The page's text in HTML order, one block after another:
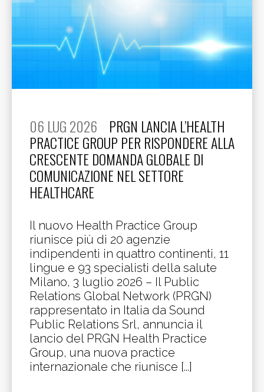
06 LUG 2026
PRGN LANCIA L’HEALTH
PRACTICE GROUP PER RISPONDERE ALLA
CRESCENTE DOMANDA GLOBALE DI
COMUNICAZIONE NEL SETTORE
HEALTHCARE
Il nuovo Health Practice Group
riunisce più di 20 agenzie
indipendenti in quattro continenti, 11
lingue e 93 specialisti della salute
Milano, 3 luglio 2026 – Il Public
Relations Global Network (PRGN)
rappresentato in Italia da Sound
Public Relations Srl, annuncia il
lancio del PRGN Health Practice
Group, una nuova practice
internazionale che riunisce [...]